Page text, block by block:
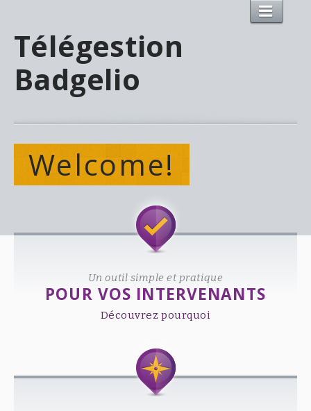
Télégestion
Badgelio
Welcome!
Un outil simple et pratique
POUR VOS INTERVENANTS
Découvrez pourquoi